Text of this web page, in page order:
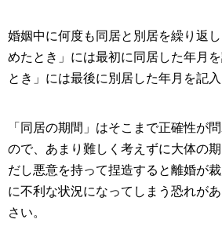
婚姻中に何度も同居と別居を繰り返
めたとき」には最初に同居した年月
とき」には最後に別居した年月を記入
「同居の期間」はそこまで正確性が
ので、あまり難しく考えずに大体の
だし悪意を持って捏造すると離婚が
に不利な状況になってしまう恐れが
さい。